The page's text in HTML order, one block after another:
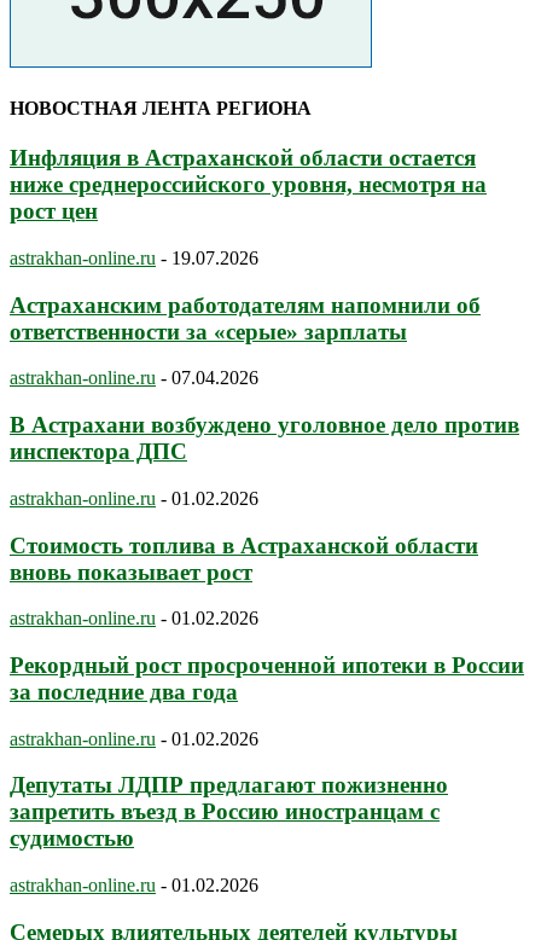
НОВОСТНАЯ ЛЕНТА РЕГИОНА
Инфляция в Астраханской области остается
ниже среднероссийского уровня, несмотря на
рост цен
astrakhan-online.ru - 19.07.2026
Астраханским работодателям напомнили об
ответственности за «серые» зарплаты
astrakhan-online.ru - 07.04.2026
В Астрахани возбуждено уголовное дело против
инспектора ДПС
astrakhan-online.ru - 01.02.2026
Стоимость топлива в Астраханской области
вновь показывает рост
astrakhan-online.ru - 01.02.2026
Рекордный рост просроченной ипотеки в России
за последние два года
astrakhan-online.ru - 01.02.2026
Депутаты ЛДПР предлагают пожизненно
запретить въезд в Россию иностранцам с
судимостью
astrakhan-online.ru - 01.02.2026
Семерых влиятельных деятелей культуры